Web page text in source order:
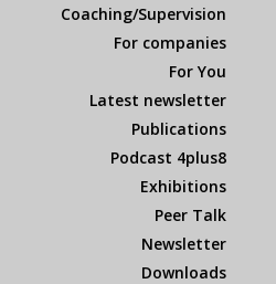
Coaching/Supervision
For companies
For You
Latest newsletter
Publications
Podcast 4plus8
Exhibitions
Peer Talk
Newsletter
Downloads